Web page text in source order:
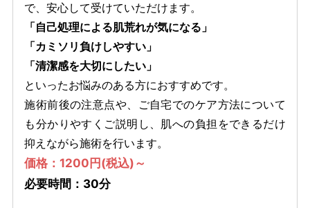
で、安心して受けていただけます。
「自己処理による肌荒れが気になる」
「カミソリ負けしやすい」
「清潔感を大切にしたい」
といったお悩みのある方におすすめです。
施術前後の注意点や、ご自宅でのケア方法について
も分かりやすくご説明し、肌への負担をできるだけ
抑えながら施術を行います。
価格：1200円(税込)～
必要時間：30分